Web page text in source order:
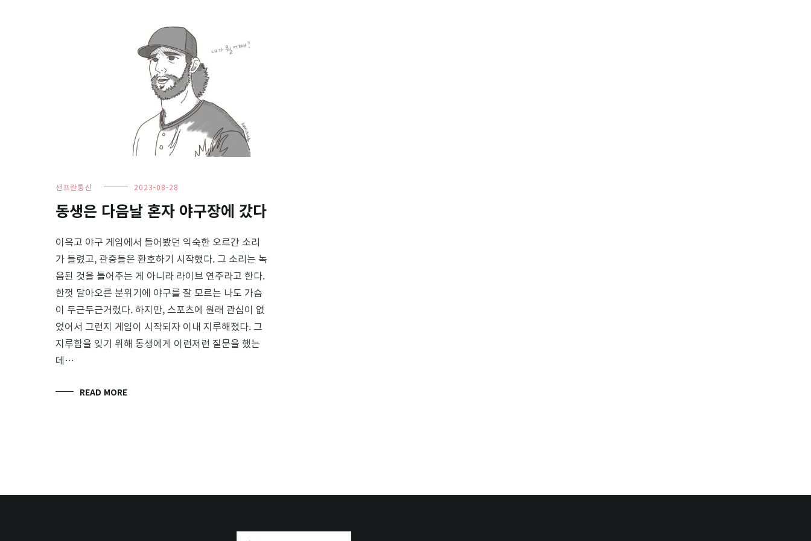
샌프란통신 2023-08-28
동생은 다음날 혼자 야구장에 갔다
이윽고 야구 게임에서 들어봤던 익숙한 오르간 소리
가 들렸고, 관중들은 환호하기 시작했다. 그 소리는 녹
음된 것을 틀어주는 게 아니라 라이브 연주라고 한다.
한껏 달아오른 분위기에 야구를 잘 모르는 나도 가슴
이 두근두근거렸다. 하지만, 스포츠에 원래 관심이 없
었어서 그런지 게임이 시작되자 이내 지루해졌다. 그
지루함을 잊기 위해 동생에게 이런저런 질문을 했는
데…
READ MORE